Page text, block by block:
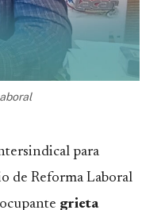
para
de Reforma Laboral
grieta